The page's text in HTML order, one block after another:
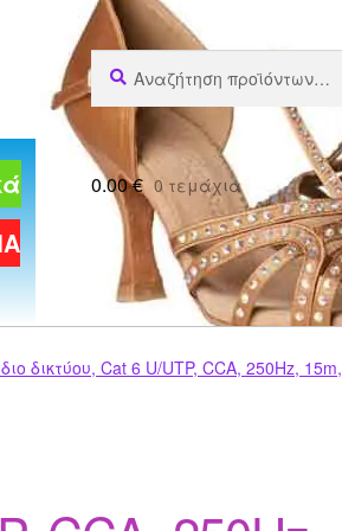
Αναζήτηση
για:
Αναζήτηση
0.00€ 0 τεμάχια
δικτύου, Cat 6 U/UTP, CCA, 250Hz, 15m,